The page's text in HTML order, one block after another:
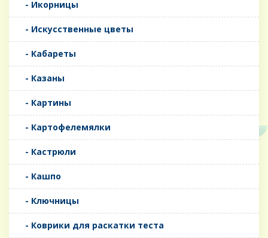
- Икорницы
- Искусственные цветы
- Кабареты
- Казаны
- Картины
- Картофелемялки
- Кастрюли
- Кашпо
- Ключницы
- Коврики для раскатки теста